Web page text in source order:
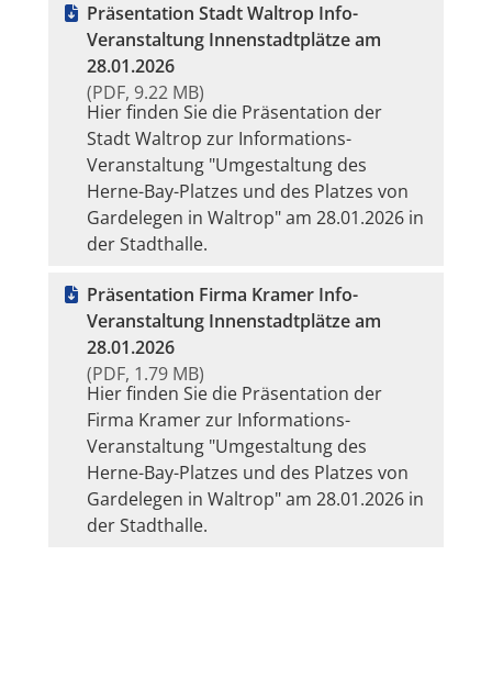
Präsentation Stadt Waltrop Info-
Veranstaltung Innenstadtplätze am
28.01.2026
(PDF, 9.22 MB)
Hier finden Sie die Präsentation der
Stadt Waltrop zur Informations-
Veranstaltung "Umgestaltung des
Herne-Bay-Platzes und des Platzes von
Gardelegen in Waltrop" am 28.01.2026 in
der Stadthalle.
Präsentation Firma Kramer Info-
Veranstaltung Innenstadtplätze am
28.01.2026
(PDF, 1.79 MB)
Hier finden Sie die Präsentation der
Firma Kramer zur Informations-
Veranstaltung "Umgestaltung des
Herne-Bay-Platzes und des Platzes von
Gardelegen in Waltrop" am 28.01.2026 in
der Stadthalle.